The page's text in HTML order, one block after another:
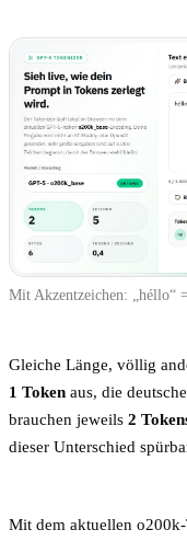
Mit Akzentzeichen: „héllo“
Gleiche Länge, völlig
1 Token aus, die
brauchen jeweils 2
dieser Unterschied
Mit dem aktuellen